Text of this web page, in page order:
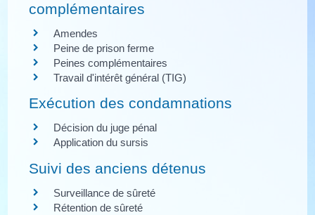
complémentaires
Amendes
Peine de prison ferme
Peines complémentaires
Travail d'intérêt général (TIG)
Exécution des condamnations
Décision du juge pénal
Application du sursis
Suivi des anciens détenus
Surveillance de sûreté
Rétention de sûreté